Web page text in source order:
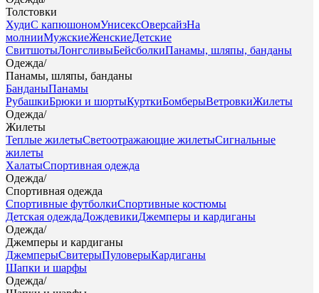
Толстовки
ХудиС капюшономУнисексОверсайзНа
молнииМужскиеЖенскиеДетские
СвитшотыЛонгсливыБейсболкиПанамы, шляпы, банданы
Одежда/
Панамы, шляпы, банданы
БанданыПанамы
РубашкиБрюки и шортыКурткиБомберыВетровкиЖилеты
Одежда/
Жилеты
Теплые жилетыСветоотражающие жилетыСигнальные
жилеты
ХалатыСпортивная одежда
Одежда/
Спортивная одежда
Спортивные футболкиСпортивные костюмы
Детская одеждаДождевикиДжемперы и кардиганы
Одежда/
Джемперы и кардиганы
ДжемперыСвитерыПуловерыКардиганы
Шапки и шарфы
Одежда/